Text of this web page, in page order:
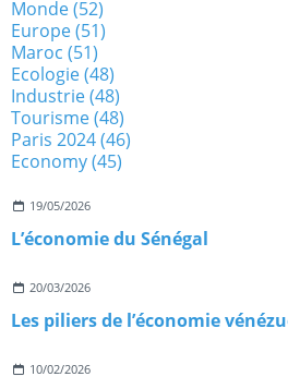
19/05/2026
L’économie du Sénégal
20/03/2026
Les piliers de l’économie
10/02/2026
Monde(52)
Europe(51)
Maroc (51)
Ecologie(48)
Industrie(48)
Tourisme(48)
Paris 2024(46)
Economy(45)